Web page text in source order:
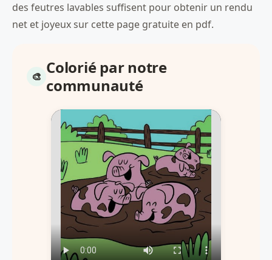
des feutres lavables suffisent pour obtenir un rendu
net et joyeux sur cette page gratuite en pdf.
Colorié par notre
communauté